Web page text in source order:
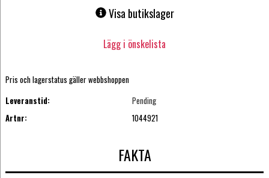
Visa butikslager
Lägg i önskelista
Pris och lagerstatus gäller webbshoppen
Leveranstid:
Pending
Artnr:
1044921
FAKTA